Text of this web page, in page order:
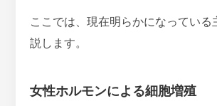
ここでは、現在明らかになっている
説します。
女性ホルモンによる細胞増殖